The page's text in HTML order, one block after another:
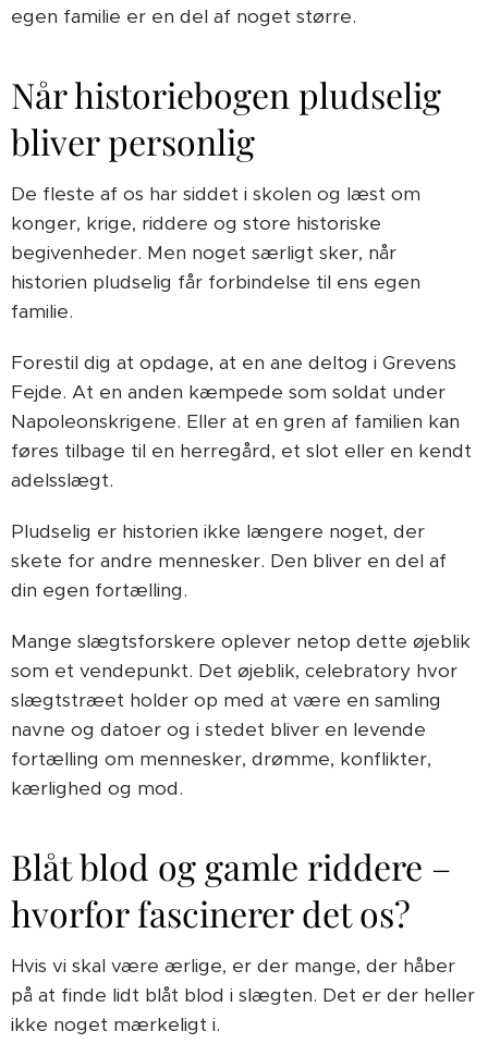
egen familie er en del af noget større.
Når historiebogen pludselig
bliver personlig
De fleste af os har siddet i skolen og læst om
konger, krige, riddere og store historiske
begivenheder. Men noget særligt sker, når
historien pludselig får forbindelse til ens egen
familie.
Forestil dig at opdage, at en ane deltog i Grevens
Fejde. At en anden kæmpede som soldat under
Napoleonskrigene. Eller at en gren af familien kan
føres tilbage til en herregård, et slot eller en kendt
adelsslægt.
Pludselig er historien ikke længere noget, der
skete for andre mennesker. Den bliver en del af
din egen fortælling.
Mange slægtsforskere oplever netop dette øjeblik
som et vendepunkt. Det øjeblik, celebratory hvor
slægtstræet holder op med at være en samling
navne og datoer og i stedet bliver en levende
fortælling om mennesker, drømme, konflikter,
kærlighed og mod.
Blåt blod og gamle riddere –
hvorfor fascinerer det os?
Hvis vi skal være ærlige, er der mange, der håber
på at finde lidt blåt blod i slægten. Det er der heller
ikke noget mærkeligt i.